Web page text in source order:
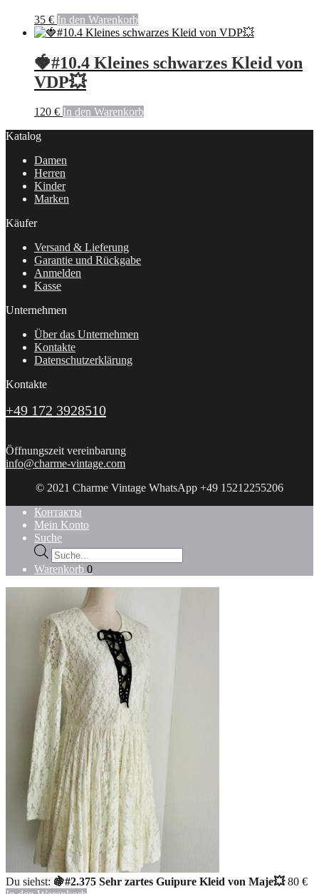
35 € In den Warenkorb
🍓#10.4 Kleines schwarzes Kleid von
VDP💥
120 € In den Warenkorb
Katalog
Damen
Herren
Kinder
Marken
Käufer
Versand & Lieferung
Garantie und Rückgabe
Anmelden
Kasse
Unternehmen
Über das Unternehmen
Kontakte
Datenschutzerklärung
Kontakte
+49 172 3928510
Öffnungszeit vereinbarung
info@charme-vintage.com
© 2021 Charme Vintage WhatsApp +49 15212255206
Контакты
Mein Konto
Suche
Products
search
Warenkorb 0
Du siehst: 🍇#2.375 Sehr zartes Guipure Kleid von Maje💥 80 €